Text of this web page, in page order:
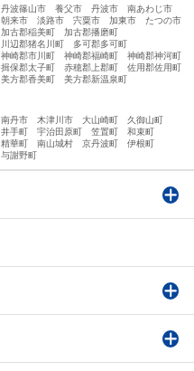
丹波篠山市 養父市 丹波市
南あわじ市
朝来市
淡路市 宍粟市 加東市
たつの市
加古郡稲美町
加古郡播磨町
川辺郡猪名川町
多可郡多可町
神崎郡市川町
神崎郡福崎町
神崎郡神河町
揖保郡太子町
赤穂郡上郡町
佐用郡佐用町
美方郡香美町
美方郡新温泉町
南丹市 木津川市 大山崎町
久御山町
井手町
宇治田原町 笠置町
和束町
精華町
南山城村 京丹波町
伊根町
与謝野町